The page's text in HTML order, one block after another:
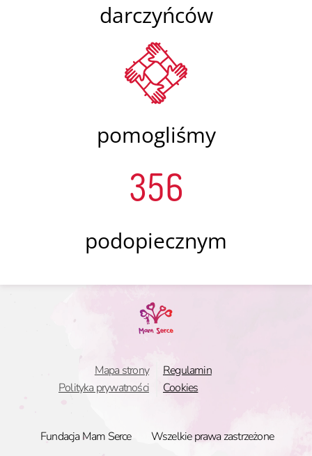
darczyńców
pomogliśmy
356
podopiecznym
Mapa strony
Polityka prywatności
Regulamin
Cookies
Fundacja Mam Serce Wszelkie prawa zastrzeżone